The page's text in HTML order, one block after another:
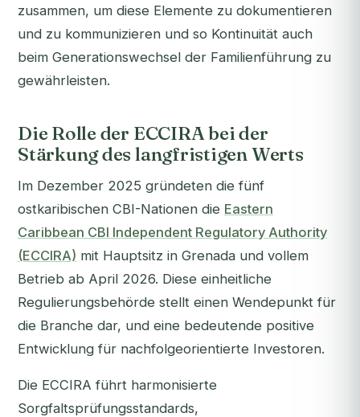
zusammen, um diese Elemente zu dokumentieren
und zu kommunizieren und so Kontinuität auch
beim Generationswechsel der Familienführung zu
gewährleisten.
Die Rolle der ECCIRA bei der
Stärkung des langfristigen Werts
Im Dezember 2025 gründeten die fünf
ostkaribischen CBI-Nationen die Eastern
Caribbean CBI Independent Regulatory Authority
(ECCIRA) mit Hauptsitz in Grenada und vollem
Betrieb ab April 2026. Diese einheitliche
Regulierungsbehörde stellt einen Wendepunkt für
die Branche dar, und eine bedeutende positive
Entwicklung für nachfolgeorientierte Investoren.
Die ECCIRA führt harmonisierte
Sorgfaltsprüfungsstandards,